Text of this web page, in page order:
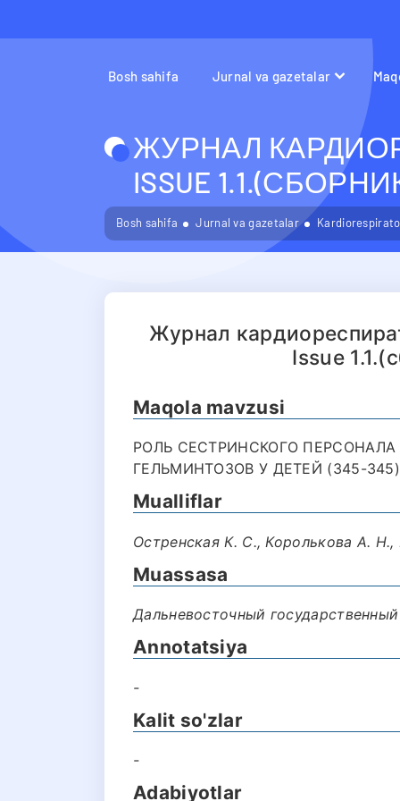
Bosh sahifa Jurnal va gazetalar
ЖУРНАЛ
ISSUE
Bosh sahifa Jurnal va gazetalar
Журнал
Issue
Maqola mavzusi
РОЛЬ СЕСТРИНСКОГО
ГЕЛЬМИНТОЗОВ У ДЕТЕЙ (345-345)
Mualliflar
Остренская К. С., Королькова А.
Muassasa
Дальневосточный
Annotatsiya
-
Kalit so'zlar
-
Adabiyotlar